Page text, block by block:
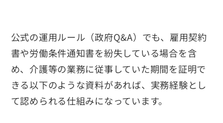
公式の運用ルール（政府Q&A）でも、雇用契約
書や労働条件通知書を紛失している場合を含
め、介護等の業務に従事していた期間を証明で
きる以下のような資料があれば、実務経験とし
て認められる仕組みになっています。